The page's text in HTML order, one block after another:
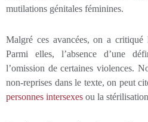
mutilations génitales féminines.
Malgré ces avancées, on a critiqué
Parmi elles, l’absence d’une
l’omission de certaines violences.
non-reprises dans le texte, on peut
personnes intersexes ou la